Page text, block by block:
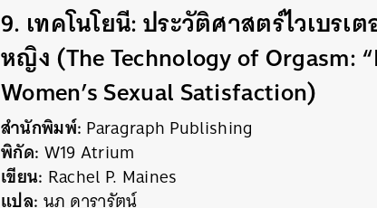
9. เทคโนโยนี: ประวัติศาสตร์ไวเบร
หญิง (The Technology of Orgasm:
Women’s Sexual Satisfaction)
สำนักพิมพ์: Paragraph Publishing
พิกัด: W19 Atrium
เขียน: Rachel P. Maines
แปล: นภ ดารารัตน์